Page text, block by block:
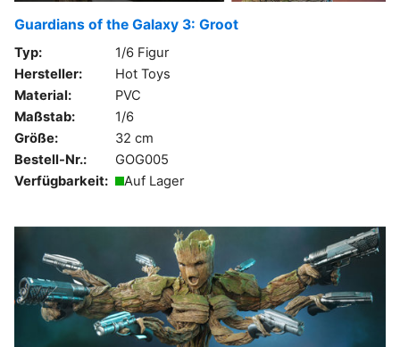
Guardians of the Galaxy 3: Groot
Typ:
1/6 Figur
Hersteller:
Hot Toys
Material:
PVC
Maßstab:
1/6
Größe:
32 cm
Bestell-Nr.:
GOG005
Verfügbarkeit:
Auf Lager